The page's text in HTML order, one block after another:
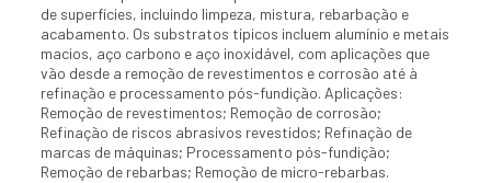
de superfícies, incluindo limpeza, mistura, rebarbação e
acabamento. Os substratos típicos incluem alumínio e metais
macios, aço carbono e aço inoxidável, com aplicações que
vão desde a remoção de revestimentos e corrosão até à
refinação e processamento pós-fundição. Aplicações:
Remoção de revestimentos; Remoção de corrosão;
Refinação de riscos abrasivos revestidos; Refinação de
marcas de máquinas; Processamento pós-fundição;
Remoção de rebarbas; Remoção de micro-rebarbas.